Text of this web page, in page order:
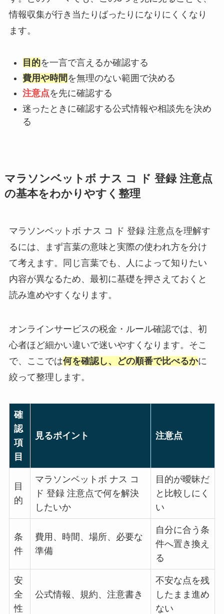
情報収集が行き当たりばったりになりにくくなり
ます。
目的を一言で言えるか確認する
費用や時間 を無理のない範囲で決める
注意点を先に確認する
迷ったときに確認する公式情報や相談先を決め
る
マラソンベットボ ナス コ ド 登録 注意点
の基本をわかりやすく整理
マラソンベットボ ナス コ ド 登録 注意点を理解す
るには、まず言葉の意味と実際の使われ方を分け
て考えます。同じ言葉でも、人によって知りたい
内容が異なるため、最初に基礎を押さえておくと
読み進めやすくなります。
オンラインサービスの税金・ルール確認では、初
心者ほど細かい違いで迷いやすくなります。そこ
で、ここでは何を確認し、どの順番で比べるかに
絞って整理します。
確
認
項
目
見るポイント 注意点
目
的
マラソンベットボ ナス コ
ド 登録 注意点で何を解決
したいか
目的が曖昧だ
と比較しにく
い
条
件
費用、時間、場所、必要な
準備
自分に合う条
件へ置き換え
る
安
全
性
公式情報、規約、注意書き
不安な点を残
したまま進め
ない